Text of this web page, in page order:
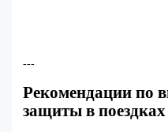
---
Рекомендации по
защиты в поездках